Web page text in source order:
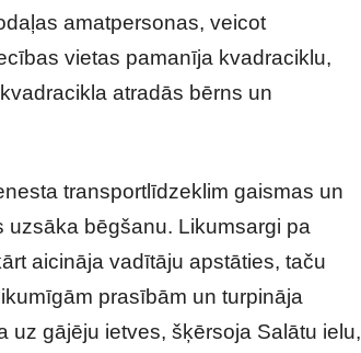
amatpersonas, veicot
vietas pamanīja kvadraciklu,
atradās bērns un
transportlīdzeklim gaismas un
bēgšanu. Likumsargi pa
aicināja vadītāju apstāties, taču
prasībām un turpināja
uz gājēju ietves, šķērsoja Salātu ielu,